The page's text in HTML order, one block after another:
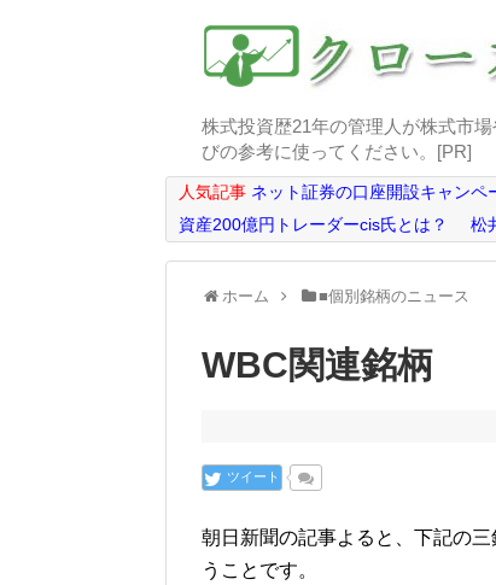
株式投資歴21年の管理人が株式市
びの参考に使ってください。[PR]
人気記事 ネット証券の口座開設キャンペ
資産200億円トレーダーcis氏とは？
松
ホーム ■個別銘柄のニュース
WBC関連銘柄
ツイート
朝日新聞の記事よると、下記の
うことです。